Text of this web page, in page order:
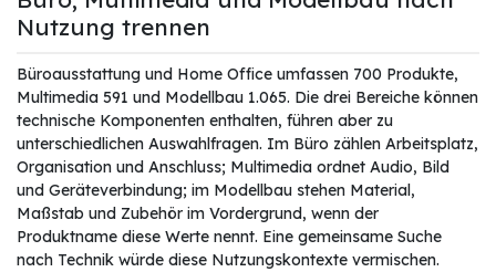
Nutzung trennen
Büroausstattung und Home Office umfassen 700 Produkte,
Multimedia 591 und Modellbau 1.065. Die drei Bereiche können
technische Komponenten enthalten, führen aber zu
unterschiedlichen Auswahlfragen. Im Büro zählen Arbeitsplatz,
Organisation und Anschluss; Multimedia ordnet Audio, Bild
und Geräteverbindung; im Modellbau stehen Material,
Maßstab und Zubehör im Vordergrund, wenn der
Produktname diese Werte nennt. Eine gemeinsame Suche
nach Technik würde diese Nutzungskontexte vermischen.